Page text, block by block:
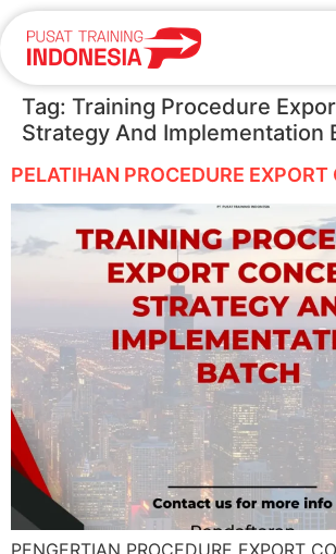
Tag: Training Procedure
Strategy And Implementation
PELATIHAN PROCEDURE EXPORT
PENGERTIAN PROCEDURE EXPORT